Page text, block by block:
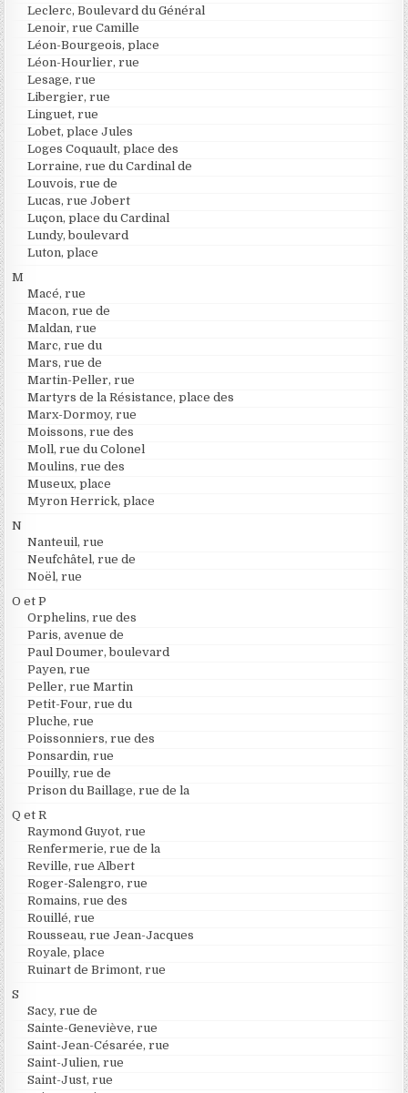
Leclerc, Boulevard du Général
Lenoir, rue Camille
Léon-Bourgeois, place
Léon-Hourlier, rue
Lesage, rue
Libergier, rue
Linguet, rue
Lobet, place Jules
Loges Coquault, place des
Lorraine, rue du Cardinal de
Louvois, rue de
Lucas, rue Jobert
Luçon, place du Cardinal
Lundy, boulevard
Luton, place
M
Macé, rue
Macon, rue de
Maldan, rue
Marc, rue du
Mars, rue de
Martin-Peller, rue
Martyrs de la Résistance, place des
Marx-Dormoy, rue
Moissons, rue des
Moll, rue du Colonel
Moulins, rue des
Museux, place
Myron Herrick, place
N
Nanteuil, rue
Neufchâtel, rue de
Noël, rue
O et P
Orphelins, rue des
Paris, avenue de
Paul Doumer, boulevard
Payen, rue
Peller, rue Martin
Petit-Four, rue du
Pluche, rue
Poissonniers, rue des
Ponsardin, rue
Pouilly, rue de
Prison du Baillage, rue de la
Q et R
Raymond Guyot, rue
Renfermerie, rue de la
Reville, rue Albert
Roger-Salengro, rue
Romains, rue des
Rouillé, rue
Rousseau, rue Jean-Jacques
Royale, place
Ruinart de Brimont, rue
S
Sacy, rue de
Sainte-Geneviève, rue
Saint-Jean-Césarée, rue
Saint-Julien, rue
Saint-Just, rue